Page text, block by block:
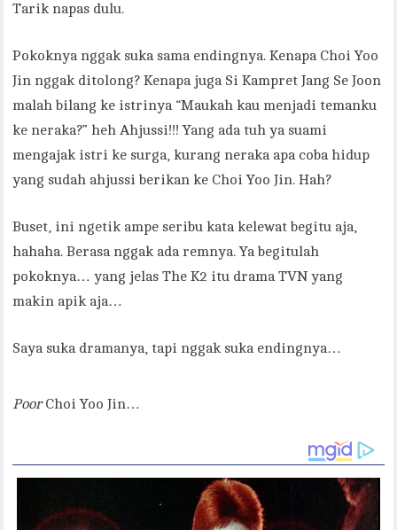
Tarik napas dulu.
Pokoknya nggak suka sama endingnya. Kenapa Choi Yoo
Jin nggak ditolong? Kenapa juga Si Kampret Jang Se Joon
malah bilang ke istrinya “Maukah kau menjadi temanku
ke neraka?” heh Ahjussi!!! Yang ada tuh ya suami
mengajak istri ke surga, kurang neraka apa coba hidup
yang sudah ahjussi berikan ke Choi Yoo Jin. Hah?
Buset, ini ngetik ampe seribu kata kelewat begitu aja,
hahaha. Berasa nggak ada remnya. Ya begitulah
pokoknya… yang jelas The K2 itu drama TVN yang
makin apik aja…
Saya suka dramanya, tapi nggak suka endingnya…
PoorChoi Yoo Jin…